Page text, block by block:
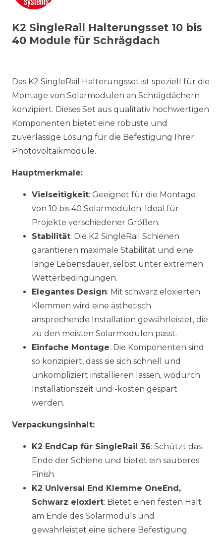
K2 SingleRail Halterungsset 10 bis
40 Module für Schrägdach
Das K2 SingleRail Halterungsset ist speziell für die
Montage von Solarmodulen an Schrägdächern
konzipiert. Dieses Set aus qualitativ hochwertigen
Komponenten bietet eine robuste und
zuverlässige Lösung für die Befestigung Ihrer
Photovoltaikmodule.
Hauptmerkmale:
Vielseitigkeit: Geeignet für die Montage
von 10 bis 40 Solarmodulen. Ideal für
Projekte verschiedener Größen.
Stabilität: Die K2 SingleRail Schienen
garantieren maximale Stabilität und eine
lange Lebensdauer, selbst unter extremen
Wetterbedingungen.
Elegantes Design: Mit schwarz eloxierten
Klemmen wird eine ästhetisch
ansprechende Installation gewährleistet, die
zu den meisten Solarmodulen passt.
Einfache Montage: Die Komponenten sind
so konzipiert, dass sie sich schnell und
unkompliziert installieren lassen, wodurch
Installationszeit und -kosten gespart
werden.
Verpackungsinhalt:
K2 EndCap für SingleRail 36: Schützt das
Ende der Schiene und bietet ein sauberes
Finish.
K2 Universal End Klemme OneEnd,
Schwarz eloxiert: Bietet einen festen Halt
am Ende des Solarmoduls und
gewährleistet eine sichere Befestigung.